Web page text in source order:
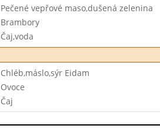
Pečené vepřové maso,dušená zelenina
Brambory
Čaj,voda
Chléb,máslo,sýr Eidam
Ovoce
Čaj